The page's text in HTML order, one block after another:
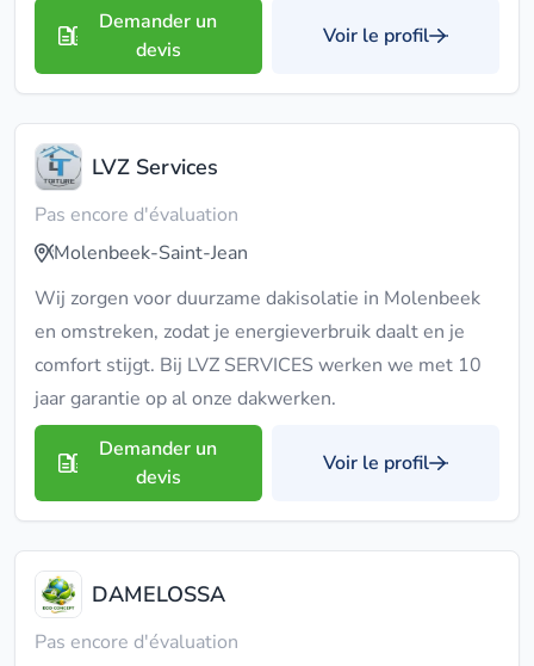
Demander un
devis
Voir le profil
LVZ Services
Pas encore d'évaluation
Molenbeek-Saint-Jean
Wij zorgen voor duurzame dakisolatie in Molenbeek
en omstreken, zodat je energieverbruik daalt en je
comfort stijgt. Bij LVZ SERVICES werken we met 10
jaar garantie op al onze dakwerken.
Demander un
devis
Voir le profil
DAMELOSSA
Pas encore d'évaluation